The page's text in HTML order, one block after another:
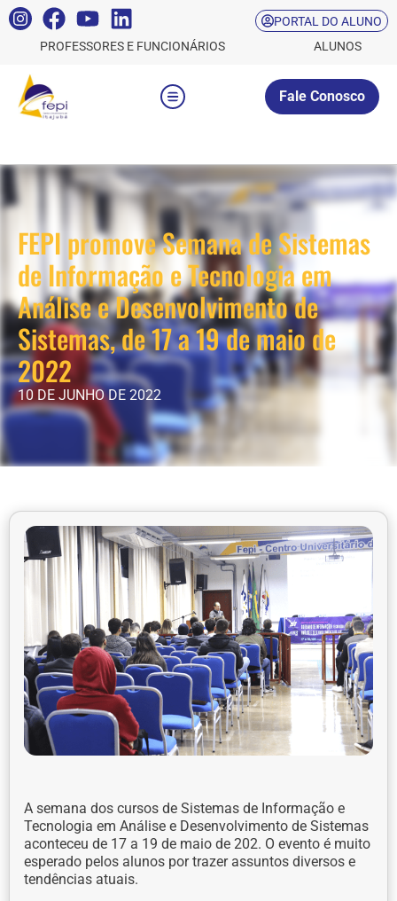
PORTAL DO ALUNO
PROFESSORES E FUNCIONÁRIOS
ALUNOS
Fale Conosco
FEPI promove Semana de Sistemas
de Informação e Tecnologia em
Análise e Desenvolvimento de
Sistemas, de 17 a 19 de maio de
2022
10 DE JUNHO DE 2022
A semana dos cursos de Sistemas de Informação e
Tecnologia em Análise e Desenvolvimento de Sistemas
aconteceu de 17 a 19 de maio de 202. O evento é muito
esperado pelos alunos por trazer assuntos diversos e
tendências atuais.